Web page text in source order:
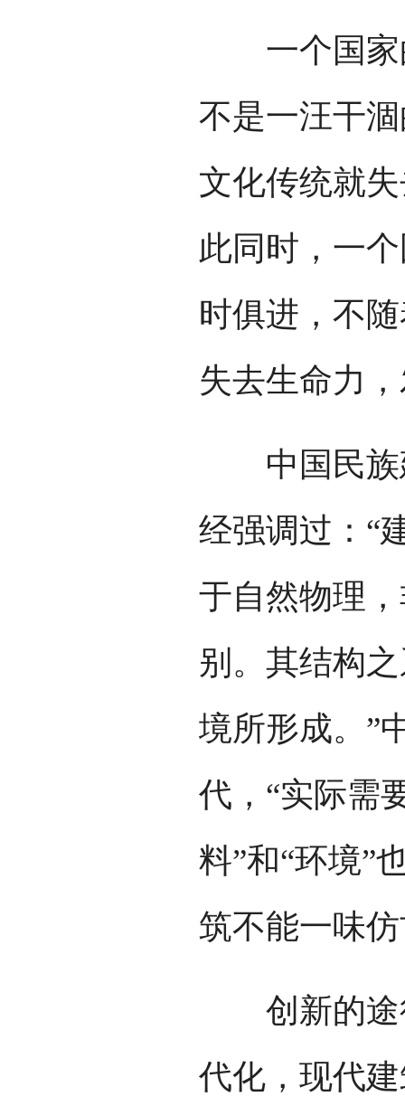
一个国家
不是一汪干
文化传统就
此同时，一
时俱进，不
失去生命力
中国民族
经强调过：“
于自然物理
别。其结构
境所形成。”
代，“实际需
料”和“环境”
筑不能一味
创新的途
代化，现代